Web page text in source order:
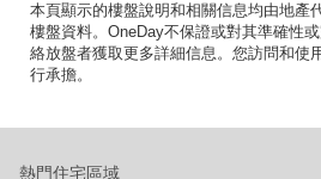
本頁顯示的樓盤說明和相關信息均由地產
樓盤資料。OneDay不保證或對其準確性
絡放盤者獲取更多詳細信息。您訪問和使
行承擔。
熱門住宅區域